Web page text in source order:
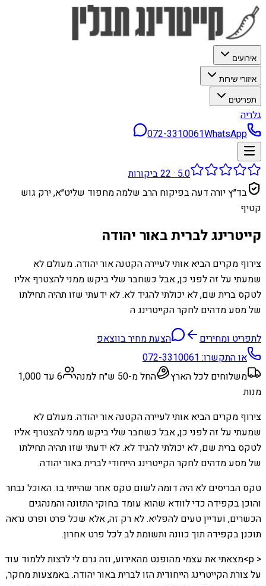
אירועים
איזורי שירות
תפריטים
גלריה
072-3310061WhatsApp
5.0
·
22ביקורות
בד״ץ יורה דעה בפיקוח הרב שלמה מחפוד שליט״א, ירק גוש
קטיף
קייטרינג לברית באור יהודה
צירוף מקרים הביא אותי לעיירה הקטנה אור יהודה. מעולם לא
שמעתי על זה לפני כן, אבל כשחבר שלי ביקש ממני להצטרף אליו
לטקס ברית שם, לא יכולתי להגיד לא. לא ידעתי שזו תהיה תחילתו
של מסע מדהים לחקר הקייטרינג ה
לתפריט ומחירים
הצעת מחיר בווצאפ
או התקשרו:072-3310061
משלוחים לכל הארץ
החל מ-50 ש״ח למנה
6 עד 1,000
מנות
צירוף מקרים הביא אותי לעיירה הקטנה אור יהודה. מעולם לא
שמעתי על זה לפני כן, אבל כשחבר שלי ביקש ממני להצטרף אליו
לטקס ברית שם, לא יכולתי להגיד לא. לא ידעתי שזו תהיה תחילתו
של מסע מדהים לחקר הקייטרינג הייחודי לברית באור יהודה.
טקס הבריסים לא היה דומה לשום טקס אחר שהייתי בו. האוכל נבחר
והוכן בקפידה כדי לוודא שהוא עומד בחוקי התזונה והמנהגים
הכשרים, ועדיין טעים להפליא. לא רק זה, אלא שכל פרט ופרט נראה
תוכנן בקפידה תוך כוונה ותשומת לב לכל פרט אחרון.
< p>מצאתי את עצמי מהופנט מהאירוע, וזה גרם לי לרצות ללמוד עוד
על צורת הקייטרינג הייחודית הזו לברית באור יהודה. באמצעות מחקר,